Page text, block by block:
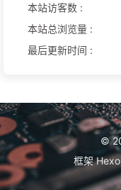
本站访客数 :
本站总浏览量 :
最后更新时间 :
©
框架